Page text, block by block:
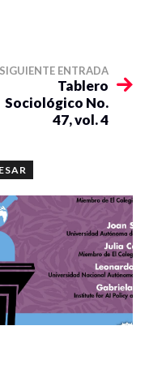
SIGUIENTE ENTRADA
Tablero
Sociológico No.
47, vol. 4